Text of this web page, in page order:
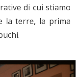
di cui stiamo
la terre, la prima